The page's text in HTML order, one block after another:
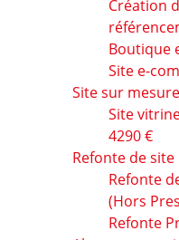
Création
Boutique
Site e-
Site sur mesure
Site
4290 €
Refonte de site
Refonte
(Hors
Refonte